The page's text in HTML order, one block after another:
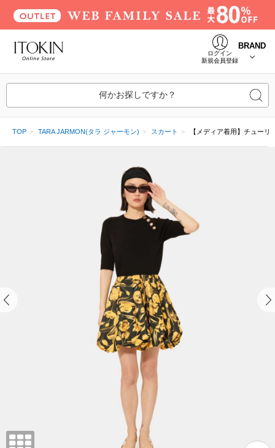
ログイン
新規会員登録
BRAND
何かお探しですか？
TOP TARA JARMON(タラ ジャーモン) スカート 【メディア着用】チュー